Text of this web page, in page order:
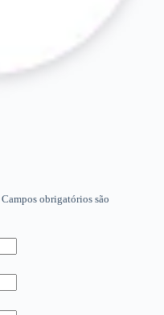
Campos obrigatórios são